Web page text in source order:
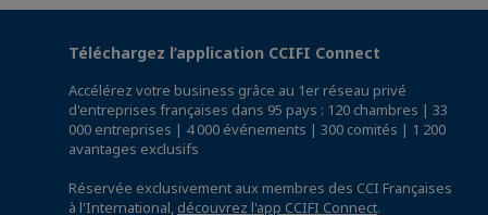
Téléchargez l’application CCIFI Connect
Accélérez votre business grâce au 1er réseau privé
d'entreprises françaises dans 95 pays : 120 chambres | 33
000 entreprises | 4 000 événements | 300 comités | 1 200
avantages exclusifs
Réservée exclusivement aux membres des CCI Françaises
à l'International, découvrez l'app CCIFI Connect.